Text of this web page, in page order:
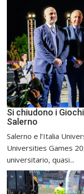
Si chiudono i
Salerno
Salerno e l’Italia
Universities Games
universitario, quasi...